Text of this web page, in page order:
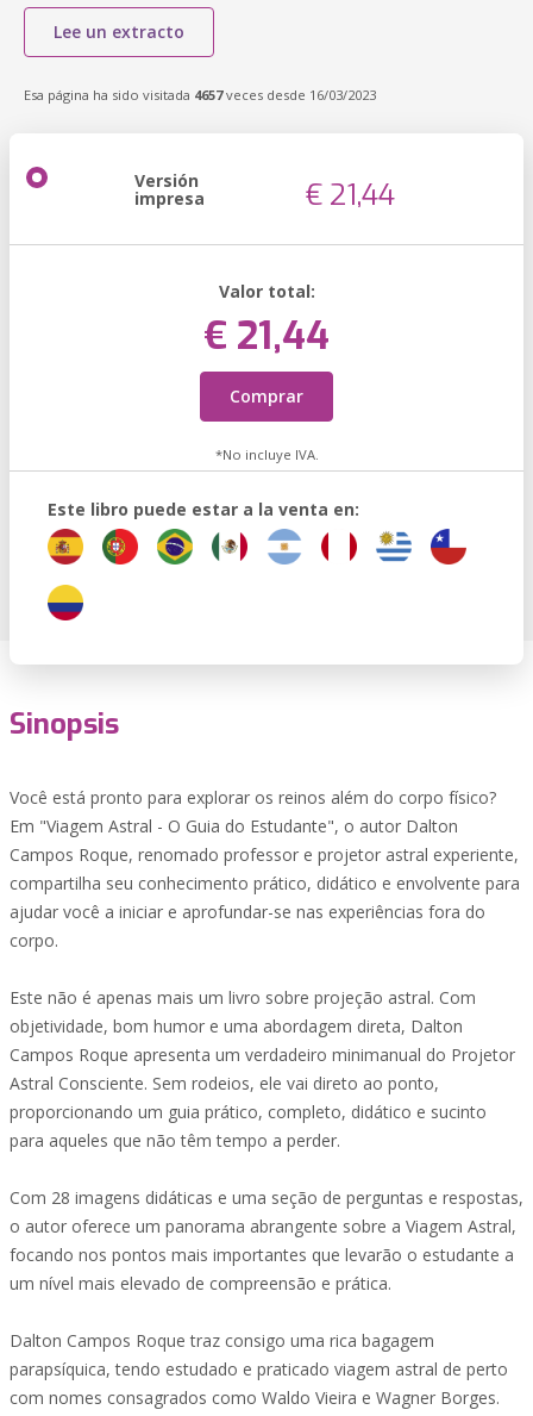
Lee un extracto
Esa página ha sido visitada 4657veces desde 16/03/2023
Versión
impresa € 21,44
Valor total:
€ 21,44
Comprar
*No incluye IVA.
Este libro puede estar a la venta en:
Sinopsis
Você está pronto para explorar os reinos além do corpo físico?
Em "Viagem Astral - O Guia do Estudante", o autor Dalton
Campos Roque, renomado professor e projetor astral experiente,
compartilha seu conhecimento prático, didático e envolvente para
ajudar você a iniciar e aprofundar-se nas experiências fora do
corpo.
Este não é apenas mais um livro sobre projeção astral. Com
objetividade, bom humor e uma abordagem direta, Dalton
Campos Roque apresenta um verdadeiro minimanual do Projetor
Astral Consciente. Sem rodeios, ele vai direto ao ponto,
proporcionando um guia prático, completo, didático e sucinto
para aqueles que não têm tempo a perder.
Com 28 imagens didáticas e uma seção de perguntas e respostas,
o autor oferece um panorama abrangente sobre a Viagem Astral,
focando nos pontos mais importantes que levarão o estudante a
um nível mais elevado de compreensão e prática.
Dalton Campos Roque traz consigo uma rica bagagem
parapsíquica, tendo estudado e praticado viagem astral de perto
com nomes consagrados como Waldo Vieira e Wagner Borges.